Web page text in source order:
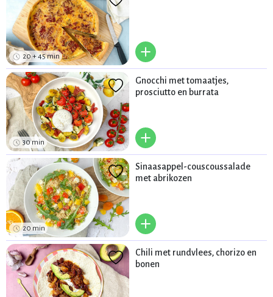
20 + 45 min +
30 min
Gnocchi met tomaatjes,
prosciutto en burrata
+
20 min
Sinaasappel-couscoussalade
met abrikozen
+
Chili met rundvlees, chorizo en
bonen